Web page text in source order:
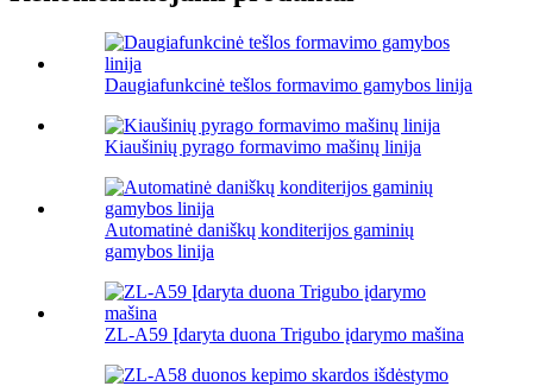
Daugiafunkcinė tešlos formavimo gamybos linija
Kiaušinių pyrago formavimo mašinų linija
Automatinė daniškų konditerijos gaminių
gamybos linija
ZL-A59 Įdaryta duona Trigubo įdarymo mašina